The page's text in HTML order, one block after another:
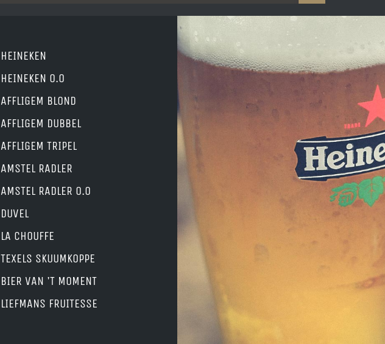
HEINEKEN
HEINEKEN 0.0
AFFLIGEM BLOND
AFFLIGEM DUBBEL
AFFLIGEM TRIPEL
AMSTEL RADLER
AMSTEL RADLER 0.0
DUVEL
LA CHOUFFE
TEXELS SKUUMKOPPE
BIER VAN 'T MOMENT
LIEFMANS FRUITESSE